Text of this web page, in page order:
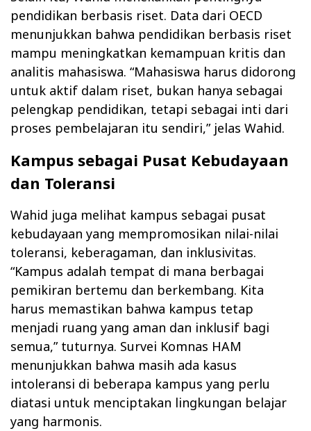
pendidikan berbasis riset. Data dari OECD
menunjukkan bahwa pendidikan berbasis riset
mampu meningkatkan kemampuan kritis dan
analitis mahasiswa. “Mahasiswa harus didorong
untuk aktif dalam riset, bukan hanya sebagai
pelengkap pendidikan, tetapi sebagai inti dari
proses pembelajaran itu sendiri,” jelas Wahid.
Kampus sebagai Pusat Kebudayaan
dan Toleransi
Wahid juga melihat kampus sebagai pusat
kebudayaan yang mempromosikan nilai-nilai
toleransi, keberagaman, dan inklusivitas.
“Kampus adalah tempat di mana berbagai
pemikiran bertemu dan berkembang. Kita
harus memastikan bahwa kampus tetap
menjadi ruang yang aman dan inklusif bagi
semua,” tuturnya. Survei Komnas HAM
menunjukkan bahwa masih ada kasus
intoleransi di beberapa kampus yang perlu
diatasi untuk menciptakan lingkungan belajar
yang harmonis.